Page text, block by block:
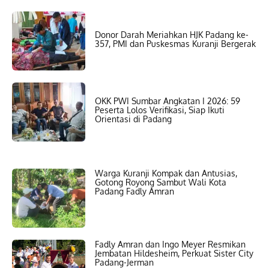
Donor Darah Meriahkan HJK Padang ke-
357, PMI dan Puskesmas Kuranji Bergerak
OKK PWI Sumbar Angkatan I 2026: 59
Peserta Lolos Verifikasi, Siap Ikuti
Orientasi di Padang
Warga Kuranji Kompak dan Antusias,
Gotong Royong Sambut Wali Kota
Padang Fadly Amran
Fadly Amran dan Ingo Meyer Resmikan
Jembatan Hildesheim, Perkuat Sister City
Padang-Jerman